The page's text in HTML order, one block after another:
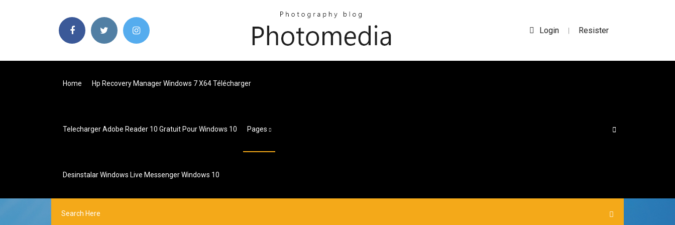
Login | Resister
Home Hp Recovery Manager Windows 7 X64 Télécharger
Telecharger Adobe Reader 10 Gratuit Pour Windows 10 Pages
Desinstalar Windows Live Messenger Windows 10